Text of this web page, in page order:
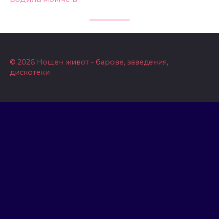
© 2026 Нощен живот - барове, заведения,
дискотеки